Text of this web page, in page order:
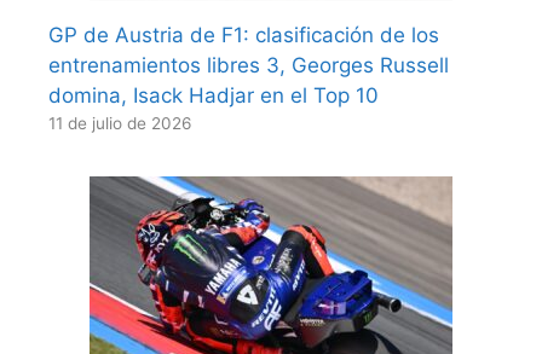
GP de Austria de F1: clasificación de los
entrenamientos libres 3, Georges Russell
domina, Isack Hadjar en el Top 10
11 de julio de 2026